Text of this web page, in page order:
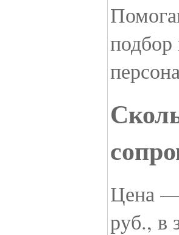
Цена —
руб., в